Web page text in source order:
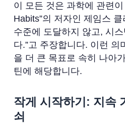
이 모든 것은 과학에 관련
Habits”의 저자인 제임스 클
수준에 도달하지 않고, 시
다.”고 주장합니다. 이런 의
을 더 큰 목표로 속히 나아
틴에 해당합니다.
작게 시작하기: 지속
쇠